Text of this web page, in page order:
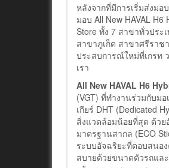
หลังจากที่มีการเริ่มส่งม
มอบ All New HAVAL
Store ทั้ง 7 สาขาทั่วปร
สาขาภูเก็ต สาขาศรีราช
ประสบการณ์ใหม่ที่เกรท
เรา
All New HAVAL H6
(VGT) ที่ทำงานร่วมกับม
เกียร์ DHT (Dedicated
สิ่งแวดล้อมน้อยที่สุด ด้วย
มาตรฐานสากล (ECO
ระบบอัจฉริยะที่ตอบสนอ
สบายด้วยขนาดตัวรถแล